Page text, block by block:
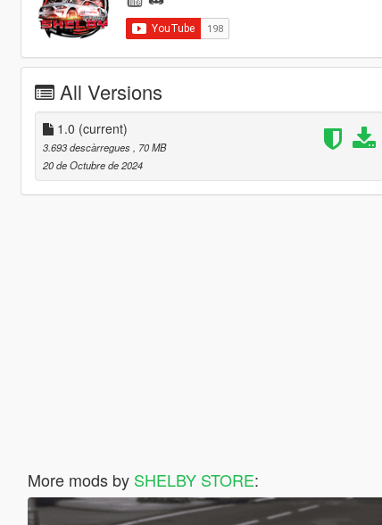
All Versions
1.0 (current)
3.693 descàrregues
, 70 MB
20 de Octubre de 2024
More mods by SHELBY STORE: